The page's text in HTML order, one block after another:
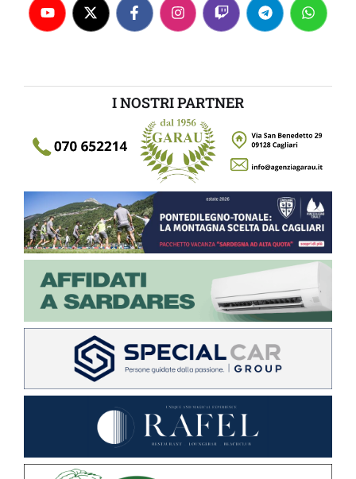
I NOSTRI PARTNER